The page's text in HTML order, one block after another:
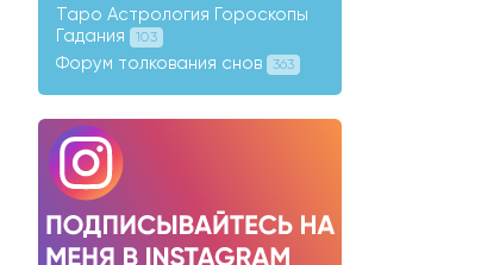
Таро Астрология Гороскопы
Гадания
103
Форум толкования снов 363